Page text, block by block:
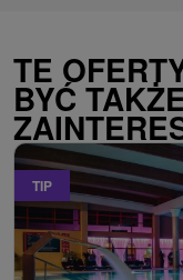
TE
BYĆ
TIP